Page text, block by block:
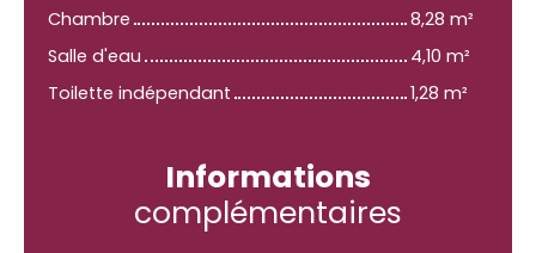
Chambre
8,28 m²
Salle d'eau
4,10 m²
Toilette indépendant
1,28 m²
Informations
complémentaires